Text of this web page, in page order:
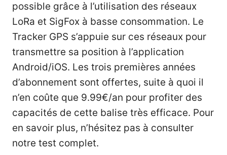
possible grâce à l’utilisation des réseaux
LoRa et SigFox à basse consommation. Le
Tracker GPS s’appuie sur ces réseaux pour
transmettre sa position à l’application
Android/iOS. Les trois premières années
d’abonnement sont offertes, suite à quoi il
n’en coûte que 9.99€/an pour profiter des
capacités de cette balise très efficace. Pour
en savoir plus, n’hésitez pas à consulter
notre test complet.